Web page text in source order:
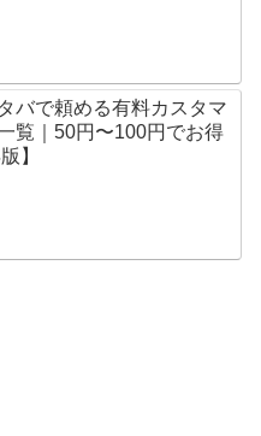
バで頼める有料カスタマ
覧｜50円〜100円でお得
】